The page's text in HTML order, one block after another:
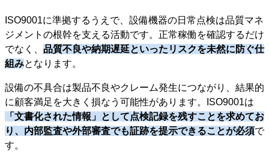
ISO9001に準拠するうえで、設備機器の日常点検は品質マネ
ジメントの根幹を支える活動です。正常稼働を確認するだけ
でなく、 品質不良や納期遅延といったリスクを未然に防ぐ仕
組みとなります。
設備の不具合は製品不良やクレーム発生につながり、結果的
に顧客満足を大きく損なう可能性があります。ISO9001は
「文書化された情報」として点検記録を残すことを求めてお
り、内部監査や外部審査でも証跡を提示できることが必須で
す。